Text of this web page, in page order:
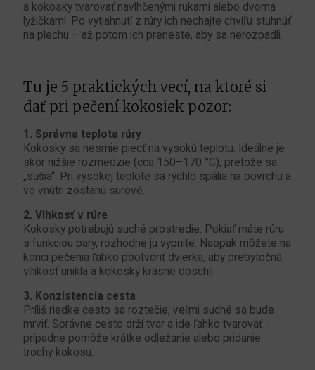
a kokosky tvarovať navlhčenými rukami alebo dvoma
lyžičkami. Po vytiahnutí z rúry ich nechajte chvíľu stuhnúť
na plechu – až potom ich preneste, aby sa nerozpadli.
Tu je 5 praktických vecí, na ktoré si
dať pri pečení kokosiek pozor:
1. Správna teplota rúry
Kokosky sa nesmie piecť na vysokú teplotu. Ideálne je
skôr nižšie rozmedzie (cca 150–170 °C), pretože sa
„sušia“. Pri vysokej teplote sa rýchlo spália na povrchu a
vo vnútri zostanú surové.
2. Vlhkosť v rúre
Kokosky potrebujú suché prostredie. Pokiaľ máte rúru
s funkciou pary, rozhodne ju vypnite. Naopak môžete na
konci pečenia ľahko pootvoriť dvierka, aby prebytočná
vlhkosť unikla a kokosky krásne doschli.
3. Konzistencia cesta
Príliš riedke cesto sa roztečie, veľmi suché sa bude
mrviť. Správne cesto drží tvar a ide ľahko tvarovať - ​​
prípadne pomôže krátke odležanie alebo pridanie
trochy kokosu.